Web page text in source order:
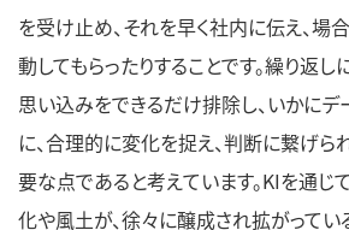
を受け止め、それを早く社内に伝え、場
動してもらったりすることです。繰り返し
思い込みをできるだけ排除し、いかに
に、合理的に変化を捉え、判断に繋げら
要な点であると考えています。KIを通じ
化や風土が、徐々に醸成され拡がってい